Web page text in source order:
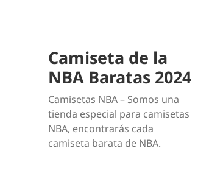
Camiseta de la
NBA Baratas 2024
Camisetas NBA – Somos una
tienda especial para camisetas
NBA, encontrarás cada
camiseta barata de NBA.